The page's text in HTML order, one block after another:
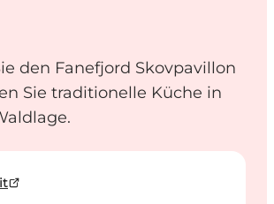
den Fanefjord Skovpavillon
Sie traditionelle Küche in